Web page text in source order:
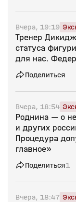
Вчера, 19:19
Тренер
статуса
для нас.
Поделиться
Вчера, 18:54
Роднина — о
и других
Процедура
главное»
Поделиться1
Вчера, 18:47